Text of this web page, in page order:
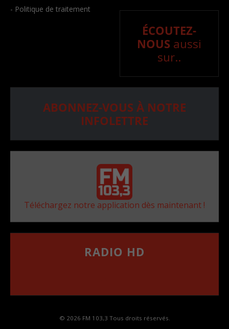
- Politique de traitement
ÉCOUTEZ-
NOUS aussi
sur..
ABONNEZ-VOUS À NOTRE
INFOLETTRE
Téléchargez notre application dès maintenant !
RADIO HD
© 2026 FM 103,3 Tous droits réservés.